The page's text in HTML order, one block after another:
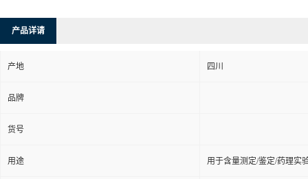
产品详请
产地 四川
品牌
货号
用途 用于含量测定/鉴定/药理实